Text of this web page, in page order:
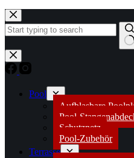
Zum
Inhalt
springen
Keine
Ergebnisse
Pool
Aufblasbare
Pool-
Schutznetz
Pool-Zubehör
Terrasse